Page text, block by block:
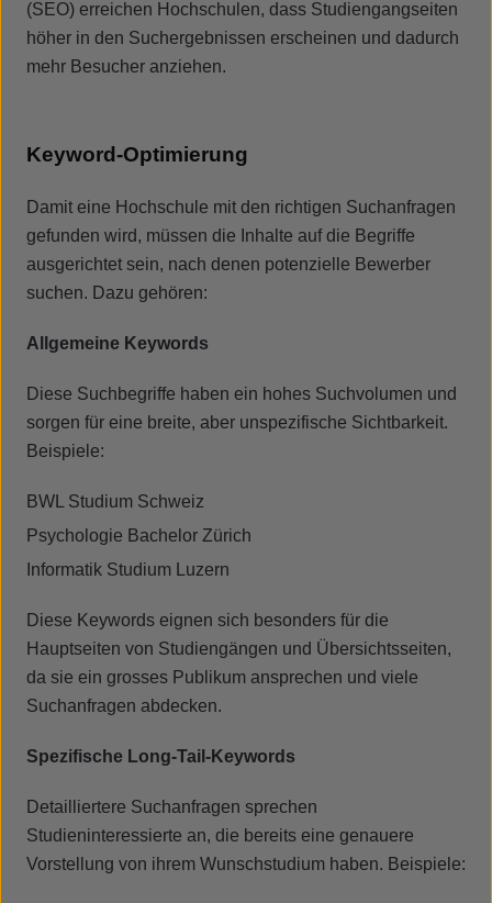
(SEO) erreichen Hochschulen, dass Studiengangseiten
höher in den Suchergebnissen erscheinen und dadurch
mehr Besucher anziehen.
Keyword-Optimierung
Damit eine Hochschule mit den richtigen Suchanfragen
gefunden wird, müssen die Inhalte auf die Begriffe
ausgerichtet sein, nach denen potenzielle Bewerber
suchen. Dazu gehören:
Allgemeine Keywords
Diese Suchbegriffe haben ein hohes Suchvolumen und
sorgen für eine breite, aber unspezifische Sichtbarkeit.
Beispiele:
BWL Studium Schweiz
Psychologie Bachelor Zürich
Informatik Studium Luzern
Diese Keywords eignen sich besonders für die
Hauptseiten von Studiengängen und Übersichtsseiten,
da sie ein grosses Publikum ansprechen und viele
Suchanfragen abdecken.
Spezifische Long-Tail-Keywords
Detailliertere Suchanfragen sprechen
Studieninteressierte an, die bereits eine genauere
Vorstellung von ihrem Wunschstudium haben. Beispiele: